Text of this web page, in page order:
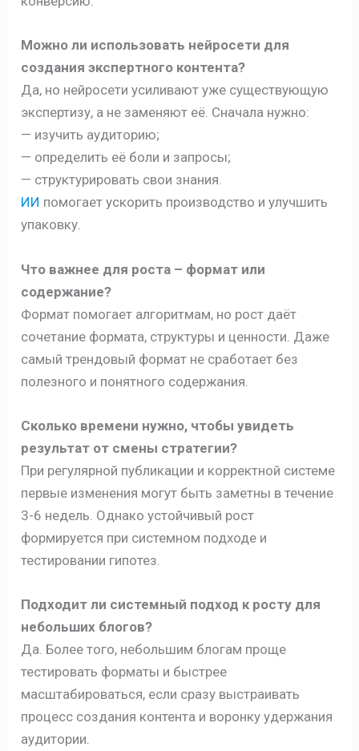
Можно ли использовать нейросети для
создания экспертного контента?
Да, но нейросети усиливают уже существующую
экспертизу, а не заменяют её. Сначала нужно:
— изучить аудиторию;
— определить её боли и запросы;
— структурировать свои знания.
ИИ помогает ускорить производство и улучшить
упаковку.
Что важнее для роста – формат или
содержание?
Формат помогает алгоритмам, но рост даёт
сочетание формата, структуры и ценности. Даже
самый трендовый формат не сработает без
полезного и понятного содержания.
Сколько времени нужно, чтобы увидеть
результат от смены стратегии?
При регулярной публикации и корректной системе
первые изменения могут быть заметны в течение
3-6 недель. Однако устойчивый рост
формируется при системном подходе и
тестировании гипотез.
Подходит ли системный подход к росту для
небольших блогов?
Да. Более того, небольшим блогам проще
тестировать форматы и быстрее
масштабироваться, если сразу выстраивать
процесс создания контента и воронку удержания
аудитории.